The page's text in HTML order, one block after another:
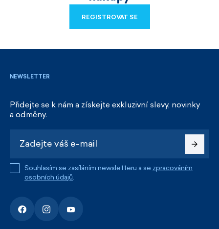
REGISTROVAT SE
NEWSLETTER
Přidejte se k nám a získejte exkluzivní slevy, novinky
a odměny.
Souhlasím se zasíláním newsletteru a se zpracováním
osobních údajů.